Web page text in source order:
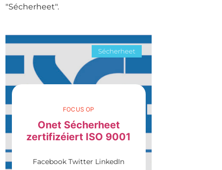
"Sécherheet".
Sécherheet
FOCUS OP
Onet Sécherheet
zertifizéiert ISO 9001
Facebook Twitter LinkedIn